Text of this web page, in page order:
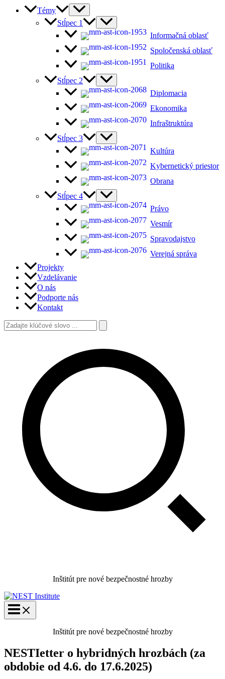
Témy
Stĺpec 1
Informačná oblasť
Spoločenská oblasť
Politika
Stĺpec 2
Diplomacia
Ekonomika
Infraštruktúra
Stĺpec 3
Kultúra
Kybernetický priestor
Obrana
Stĺpec 4
Právo
Vesmír
Spravodajstvo
Verejná správa
Projekty
Vzdelávanie
O nás
Podporte nás
Kontakt
Vyhľadať:
Inštitút pre nové bezpečnostné hrozby
Inštitút pre nové bezpečnostné hrozby
NESTIetter o hybridných hrozbách (za
obdobie od 4.6. do 17.6.2025)